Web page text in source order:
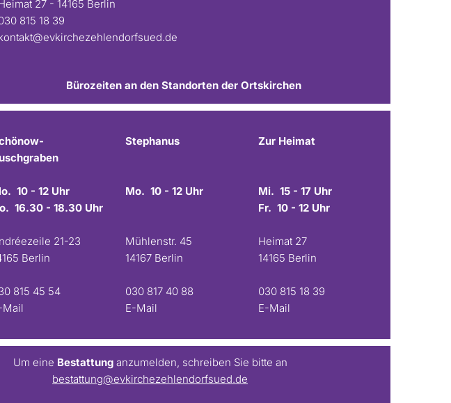
27 - 14165 Berlin
815 18 39
Bürozeiten an den Standorten der Ortskirchen
10 - 12 Uhr
16.30 - 18.30 Uhr
21-23
Berlin
815 45 54
Mail
Stephanus
Mo. 10 - 12 Uhr
Mühlenstr. 45
14167 Berlin
030 817 40 88
E-Mail
Zur Heimat
Mi. 15 - 17 Uhr
Fr. 10 - 12 Uhr
Heimat 27
14165 Berlin
030 815 18 39
E-Mail
Um eine Bestattunganzumelden, schreiben Sie bitte an
bestattung@evkirchezehlendorfsued.de